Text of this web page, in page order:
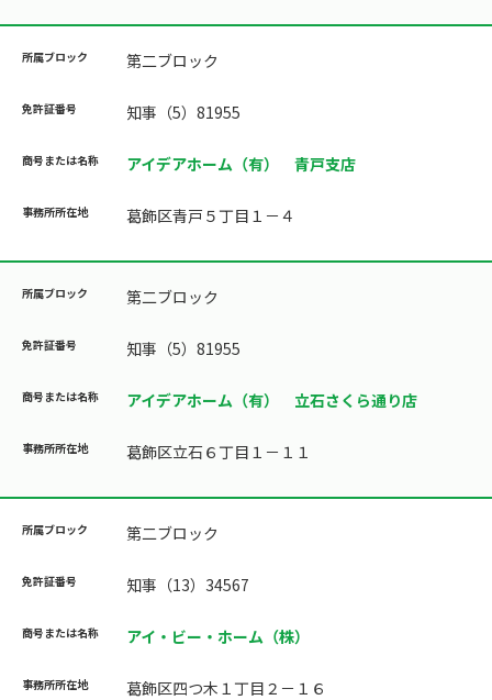
第二ブロック
知事（5）81955
アイデアホーム（有） 青戸支店
葛飾区青戸５丁目１－４
第二ブロック
知事（5）81955
アイデアホーム（有） 立石さくら通り店
葛飾区立石６丁目１－１１
第二ブロック
知事（13）34567
アイ・ビー・ホーム（株）
葛飾区四つ木１丁目２－１６